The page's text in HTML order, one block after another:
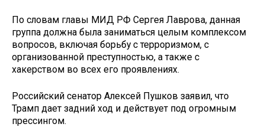
По словам главы МИД РФ Сергея Лаврова, данная
группа должна была заниматься целым комплексом
вопросов, включая борьбу с терроризмом, с
организованной преступностью, а также с
хакерством во всех его проявлениях.
Российский сенатор Алексей Пушков заявил, что
Трамп дает задний ход и действует под огромным
прессингом.